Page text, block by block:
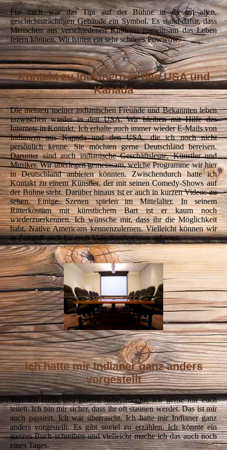
Für mich war das Tipi auf der Bühne in diesem alten,
geschichtsträchtigen Gebäude ein Symbol. Es stand dafür, dass
Menschen aus verschiedenen Kulturen gemeinsam das Leben
feiern können. Wir hatten ein sehr schönes Powwow.
Kontakt zu Indianern in den USA und
Kanada
Die meisten meiner indianischen Freunde und Bekannten leben
inzwischen wieder in den USA. Wir bleiben mit Hilfe des
Internets in Kontakt. Ich erhalte auch immer wieder E-Mails von
Indianern aus Kanada und den USA, die ich noch nicht
persönlich kenne. Sie möchten gerne Deutschland bereisen.
Darunter sind auch indianische Geschäftsleute, Künstler und
Musiker. Wir überlegen gemeinsam, welche Programme wir hier
in Deutschland anbieten könnten. Zwischendurch hatte ich
Kontakt zu einem Künstler, der mit seinen Comedy-Shows auf
der Bühne steht. Darüber hinaus ist er auch in kurzen Videos zu
sehen. Einige Szenen spielen im Mittelalter. In seinem
Ritterkostüm mit künstlichem Bart ist er kaum noch
wiederzuerkennen. Ich wünsche mir, dass ihr die Möglichkeit
habt, Native Americans kennenzulernen. Vielleicht können wir
in Zukunft auch für euch Videokonferenzen anbieten.
Ich hatte mir Indianer ganz anders
vorgestellt
Was ich erlebt und gelernt habe, möchte ich gerne mit euch
teilen. Ich bin mir sicher, dass ihr oft staunen werdet. Das ist mir
auch passiert. Ich war überrascht. Ich hatte mir Indianer ganz
anders vorgestellt. Es gibt soviel zu erzählen. Ich könnte ein
ganzes Buch schreiben und vielleicht mache ich das auch noch
eines Tages.